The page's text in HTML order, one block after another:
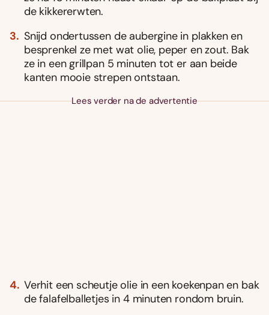
de kikkererwten.
Snijd ondertussen de aubergine in plakken en
besprenkel ze met wat olie, peper en zout. Bak
ze in een grillpan 5 minuten tot er aan beide
kanten mooie strepen ontstaan.
Lees verder na de advertentie
Verhit een scheutje olie in een koekenpan en bak
de falafelballetjes in 4 minuten rondom bruin.